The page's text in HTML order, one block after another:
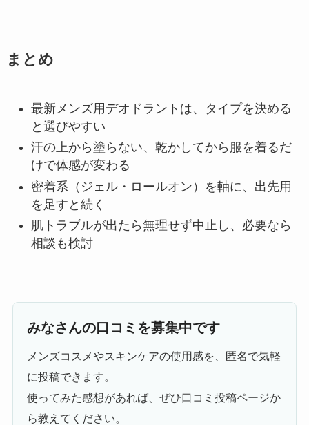
まとめ
最新メンズ用デオドラントは、タイプを決める
と選びやすい
汗の上から塗らない、乾かしてから服を着るだ
けで体感が変わる
密着系（ジェル・ロールオン）を軸に、出先用
を足すと続く
肌トラブルが出たら無理せず中止し、必要なら
相談も検討
みなさんの口コミを募集中です
メンズコスメやスキンケアの使用感を、匿名で気軽
に投稿できます。
使ってみた感想があれば、ぜひ口コミ投稿ページか
ら教えてください。